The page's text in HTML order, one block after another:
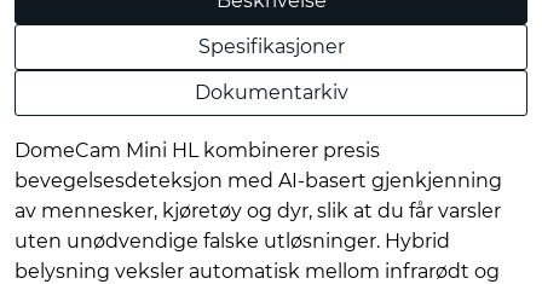
Spesifikasjoner
Dokumentarkiv
DomeCam Mini HL kombinerer presis
bevegelsesdeteksjon med AI-basert gjenkjenning
av mennesker, kjøretøy og dyr, slik at du får varsler
uten unødvendige falske utløsninger. Hybrid
belysning veksler automatisk mellom infrarødt og